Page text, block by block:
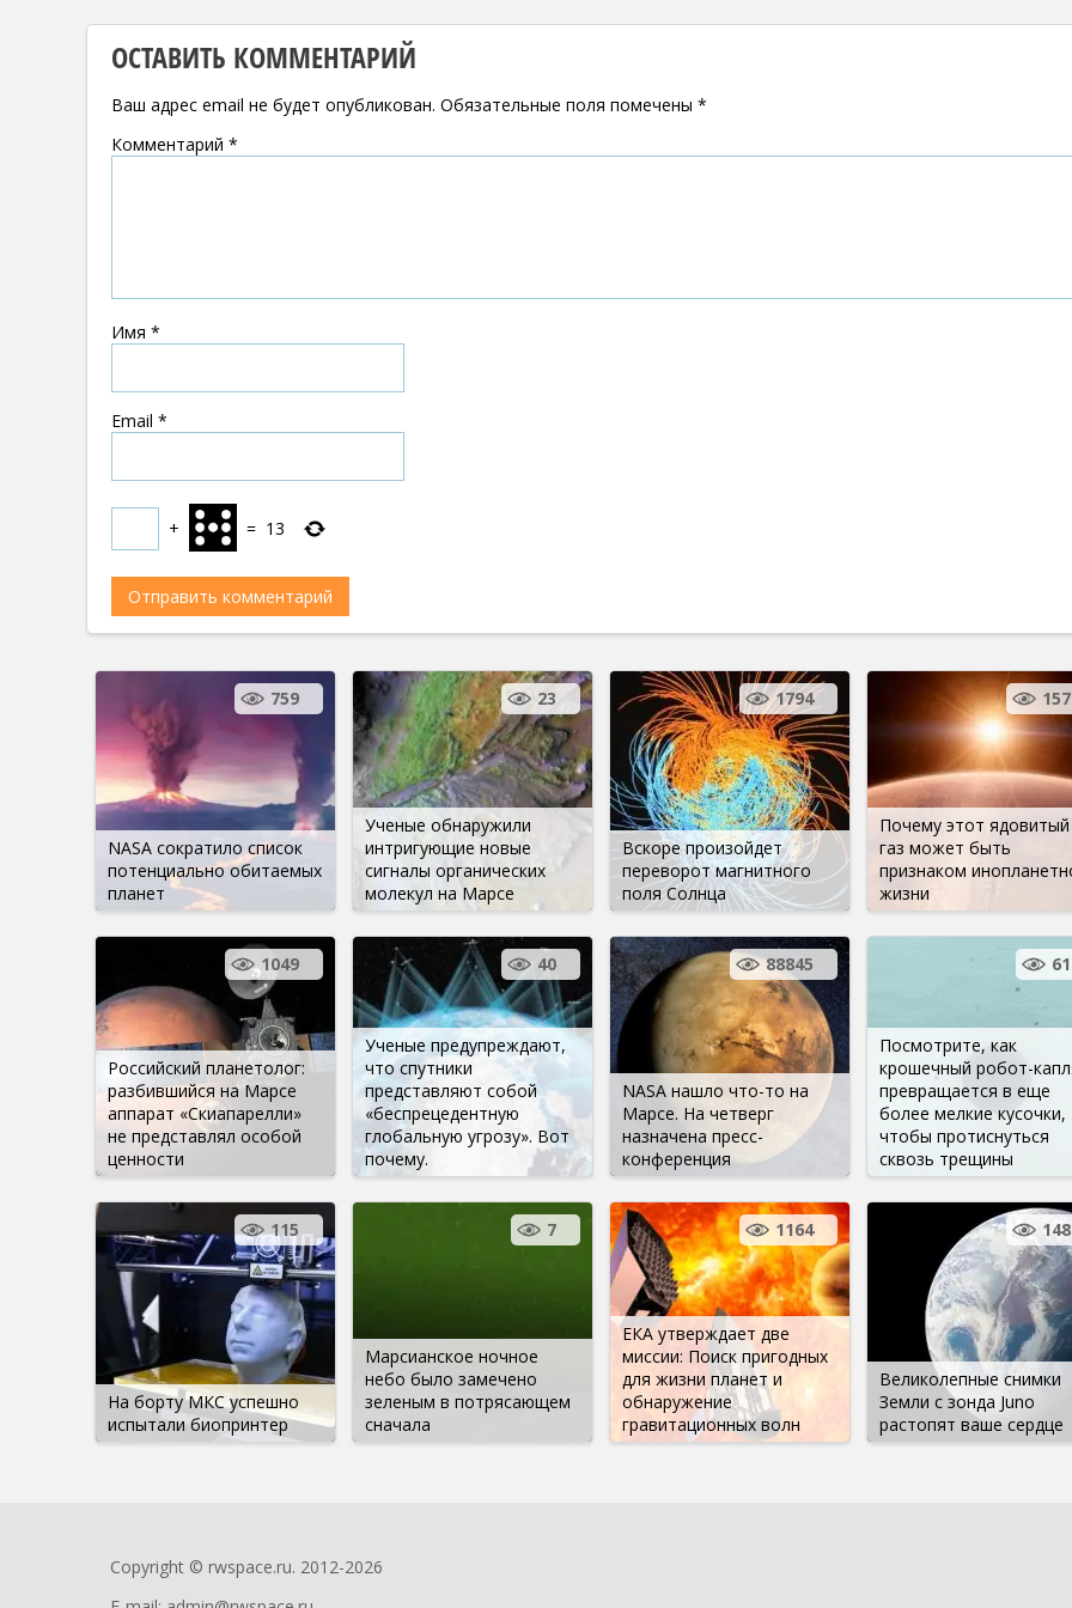
ОСТАВИТЬ КОММЕНТАРИЙ
Ваш адрес email не будет опубликован. Обязательные поля помечены *
Комментарий *
Имя *
Email *
+ = 13
NASA сократило список
потенциально обитаемых
планет
759
Ученые обнаружили
интригующие новые
сигналы органических
молекул на Марсе
23
Вскоре произойдет
переворот магнитного
поля Солнца
1794
Почему этот ядовитый
газ может быть
признаком
жизни
157
Российский планетолог:
разбившийся на Марсе
аппарат «Скиапарелли»
не представлял особой
ценности
1049
Ученые предупреждают,
что спутники
представляют собой
«беспрецедентную
глобальную угрозу». Вот
почему.
40
NASA нашло что-то на
Марсе. На четверг
назначена пресс-
конференция
88845
Посмотрите, как
крошечный робот-
превращается в еще
более мелкие кусочки,
чтобы протиснуться
сквозь трещины
61
На борту МКС успешно
испытали биопринтер
115
Марсианское ночное
небо было замечено
зеленым в потрясающем
сначала
7
ЕКА утверждает две
миссии: Поиск пригодных
для жизни планет и
обнаружение
гравитационных волн
1164
Великолепные снимки
Земли с зонда Juno
растопят ваше сердце
148
Copyright © rwspace.ru. 2012-2026